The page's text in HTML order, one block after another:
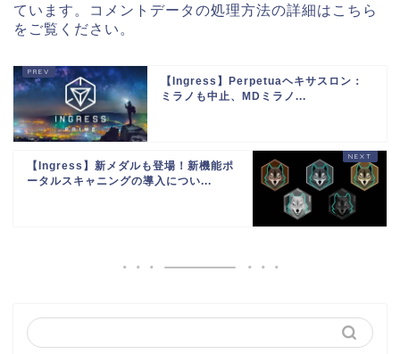
ています。
コメントデータの処理方法の詳細はこちら
をご覧ください 。
【Ingress】Perpetuaヘキサスロン：
ミラノも中止、MDミラノ...
【Ingress】新メダルも登場！新機能ポ
ータルスキャニングの導入につい...